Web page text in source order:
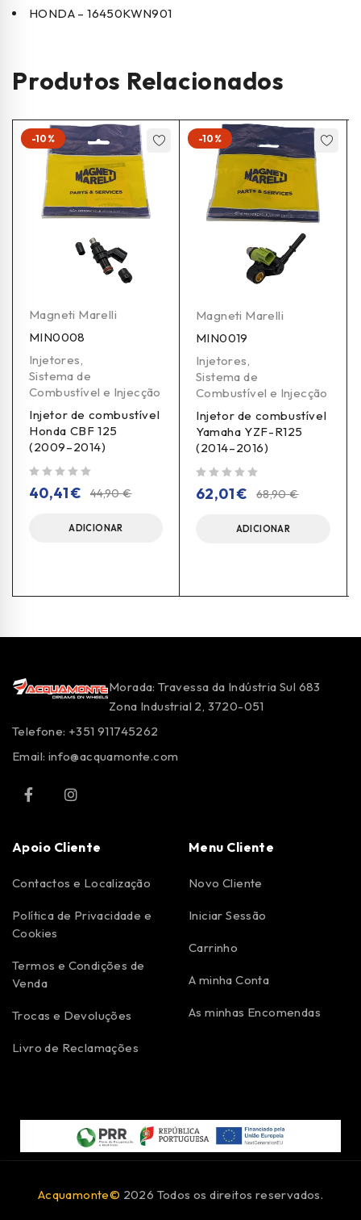
HONDA – 16450KWN901
Produtos Relacionados
-10%
Magneti Marelli
MIN0008
Injetores,
Sistema de
Combustível e Injecção
Injetor de combustível
Honda CBF 125
(2009–2014)
44,90€
40,41€
ADICIONAR
-10%
Magneti Marelli
MIN0019
Injetores,
Sistema de
Combustível e Injecção
Injetor de combustível
Yamaha YZF-R125
(2014–2016)
68,90€
62,01€
ADICIONAR
Morada: Travessa da Indústria Sul 683
Zona Industrial 2, 3720-051
Telefone: +351 911745262
Email: info@acquamonte.com
Apoio Cliente
Contactos e Localização
Política de Privacidade e
Cookies
Termos e Condições de
Venda
Trocas e Devoluções
Livro de Reclamações
Menu Cliente
Novo Cliente
Iniciar Sessão
Carrinho
A minha Conta
As minhas Encomendas
Acquamonte© 2026 Todos os direitos reservados.